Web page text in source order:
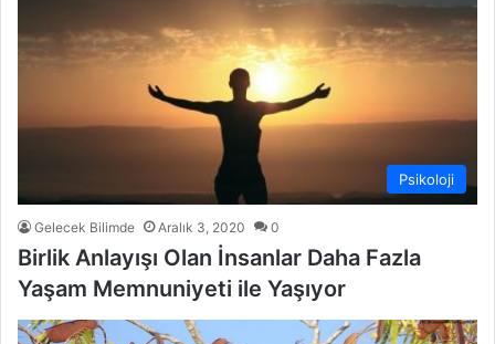
Psikoloji
Gelecek Bilimde Aralık 3, 2020 0
Birlik Anlayışı Olan İnsanlar Daha Fazla
Yaşam Memnuniyeti ile Yaşıyor